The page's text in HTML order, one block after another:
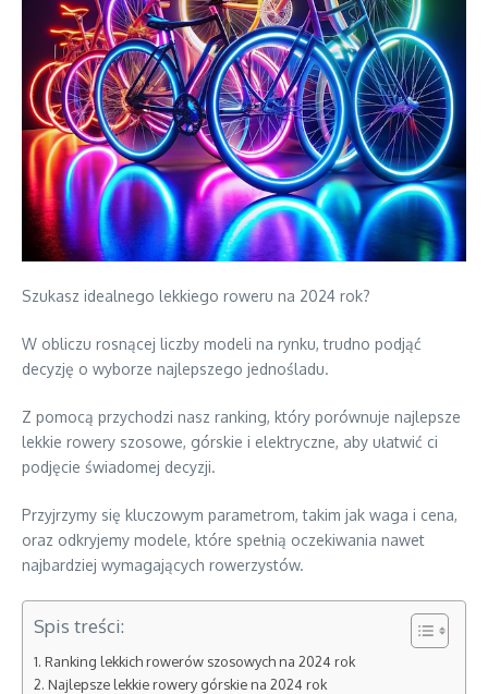
Szukasz idealnego lekkiego roweru na 2024 rok?
W obliczu rosnącej liczby modeli na rynku, trudno podjąć
decyzję o wyborze najlepszego jednośladu.
Z pomocą przychodzi nasz ranking, który porównuje najlepsze
lekkie rowery szosowe, górskie i elektryczne, aby ułatwić ci
podjęcie świadomej decyzji.
Przyjrzymy się kluczowym parametrom, takim jak waga i cena,
oraz odkryjemy modele, które spełnią oczekiwania nawet
najbardziej wymagających rowerzystów.
Spis treści:
Ranking lekkich rowerów szosowych na 2024 rok
Najlepsze lekkie rowery górskie na 2024 rok